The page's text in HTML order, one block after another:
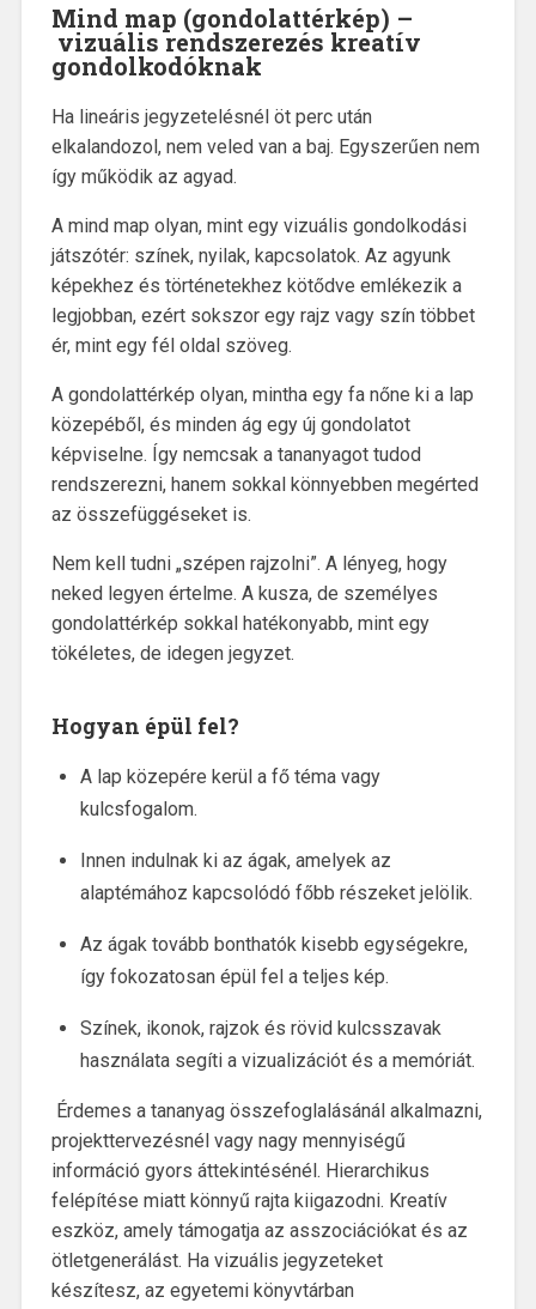
Mind map (gondolattérkép) –
vizuális rendszerezés kreatív
gondolkodóknak
Ha lineáris jegyzetelésnél öt perc után
elkalandozol, nem veled van a baj. Egyszerűen nem
így működik az agyad.
A mind map olyan, mint egy vizuális gondolkodási
játszótér: színek, nyilak, kapcsolatok. Az agyunk
képekhez és történetekhez kötődve emlékezik a
legjobban, ezért sokszor egy rajz vagy szín többet
ér, mint egy fél oldal szöveg.
A gondolattérkép olyan, mintha egy fa nőne ki a lap
közepéből, és minden ág egy új gondolatot
képviselne. Így nemcsak a tananyagot tudod
rendszerezni, hanem sokkal könnyebben megérted
az összefüggéseket is.
Nem kell tudni „szépen rajzolni”. A lényeg, hogy
neked legyen értelme. A kusza, de személyes
gondolattérkép sokkal hatékonyabb, mint egy
tökéletes, de idegen jegyzet.
Hogyan épül fel?
A lap közepére kerül a fő téma vagy
kulcsfogalom.
Innen indulnak ki az ágak, amelyek az
alaptémához kapcsolódó főbb részeket jelölik.
Az ágak tovább bonthatók kisebb egységekre,
így fokozatosan épül fel a teljes kép.
Színek, ikonok, rajzok és rövid kulcsszavak
használata segíti a vizualizációt és a memóriát.
Érdemes a tananyag összefoglalásánál alkalmazni,
projekttervezésnél vagy nagy mennyiségű
információ gyors áttekintésénél. Hierarchikus
felépítése miatt könnyű rajta kiigazodni. Kreatív
eszköz, amely támogatja az asszociációkat és az
ötletgenerálást. Ha vizuális jegyzeteket
készítesz, az egyetemi könyvtárban